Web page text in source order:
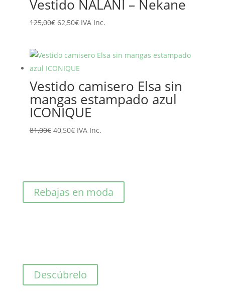
89,10€.71,28€.
Vestido NALANI – Nekane
125,00€ El
era:
125,00€.
62,50€El
es:
62,50€.
IVA Inc.
Vestido camisero Elsa sin
mangas estampado azul
ICONIQUE
81,00€ El
81,00€.
40,50€El
40,50€.
IVA Inc.
Rebajas en moda
Descúbrelo